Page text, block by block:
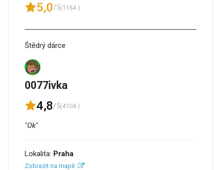
5,0/5(1164 )
Štědrý dárce
0077ivka
4,8/5(4104 )
"Ok"
Lokalita: Praha
Zobrazit na mapě